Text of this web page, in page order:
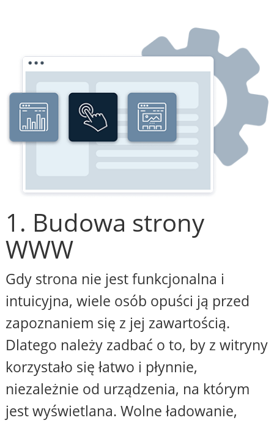
1. Budowa strony
WWW
Gdy strona nie jest funkcjonalna i
intuicyjna, wiele osób opuści ją przed
zapoznaniem się z jej zawartością.
Dlatego należy zadbać o to, by z witryny
korzystało się łatwo i płynnie,
niezależnie od urządzenia, na którym
jest wyświetlana. Wolne ładowanie,